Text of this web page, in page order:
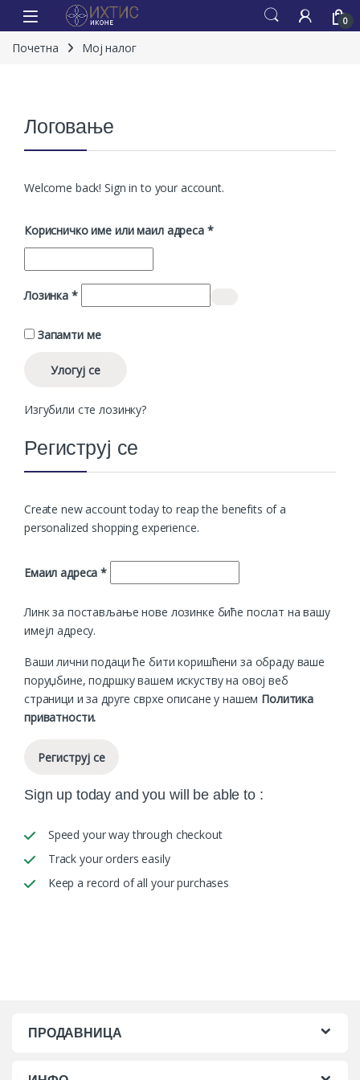
0
Почетна Мој налог
Логовање
Welcome back! Sign in to your account.
Корисничко име или маил адреса *Обавезно
Лозинка *Обавезно
Alternative:
Запамти ме
Улогуј се
Изгубили сте лозинку?
Региструј се
Create new account today to reap the benefits of a
personalized shopping experience.
Емаил адреса*Обавезно
Линк за постављање нове лозинке биће послат на вашу
имејл адресу.
Ваши лични подаци ће бити коришћени за обраду ваше
поруџбине, подршку вашем искуству на овој веб
страници и за друге сврхе описане у нашем Политика
приватности.
Региструј се
Sign up today and you will be able to :
Speed your way through checkout
Track your orders easily
Keep a record of all your purchases
ПРОДАВНИЦА